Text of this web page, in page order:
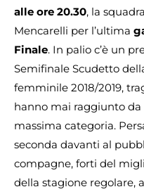
alle ore 20.30, la
Mencarelli per l’ultima
Finale. In palio c’è un
Semifinale Scudetto
femminile 2018/2019,
hanno mai raggiunto
massima categoria.
seconda davanti al
compagne, forti del
della stagione regolare,